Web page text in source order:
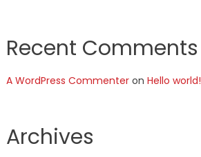
Recent Comments
A WordPress Commenteron Hello world!
Archives